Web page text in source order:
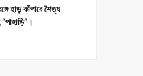
হাড় কাঁপাবে শৈত্য